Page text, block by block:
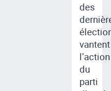
des
vantent
l’action
du
parti